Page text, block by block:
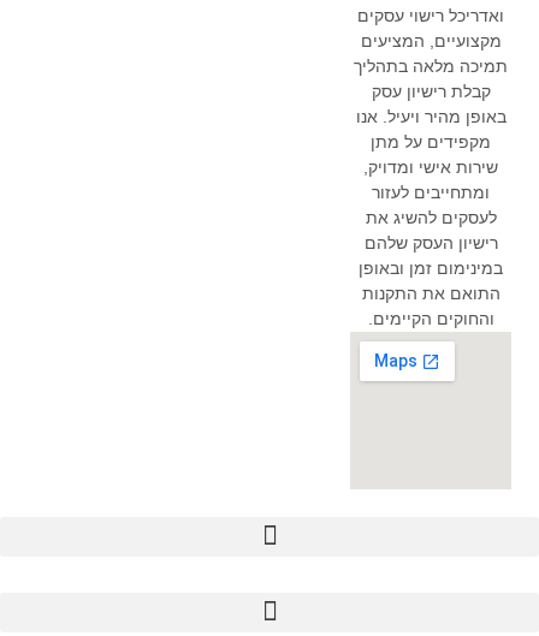
ואדריכל רישוי עסקים
מקצועיים, המציעים
תמיכה מלאה בתהליך
קבלת רישיון עסק
באופן מהיר ויעיל. אנו
מקפידים על מתן
שירות אישי ומדויק,
ומתחייבים לעזור
לעסקים להשיג את
רישיון העסק שלהם
במינימום זמן ובאופן
התואם את התקנות
והחוקים הקיימים.